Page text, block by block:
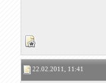
22.02.2011, 11:41